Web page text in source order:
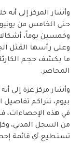
وأشار المركز إلى أنه
وخمسين يوماً،
وعلى رأسها القتل
ما يكشف حجم الكارثة
المحاصر.
وأشار مركز غزة إلى
بيوم، تتراكم
في هذه الإحصاءات،
من السجل المدني،
تستطيع أي قائمة